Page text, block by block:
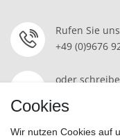
Rufen Sie
+49 (0)9676
oder
Cookies
Wir nutzen Cookies auf